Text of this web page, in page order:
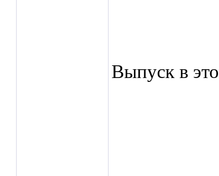
Выпуск в